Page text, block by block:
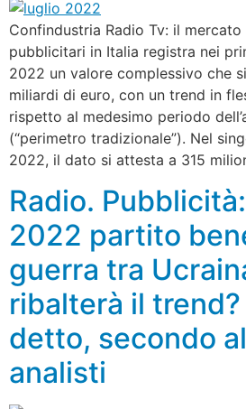
Confindustria Radio Tv: il
pubblicitari in Italia registra nei
2022 un valore complessivo che
miliardi di euro, con un trend in
rispetto al medesimo periodo
(“perimetro tradizionale”). Nel
2022, il dato si attesta a 315
Radio.
2022 partito
guerra tra
ribalterà il trend?
detto, secondo
analisti